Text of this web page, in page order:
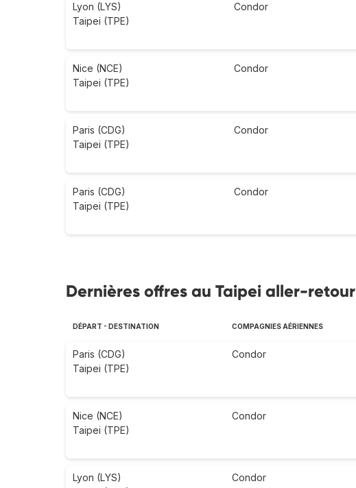
Lyon (LYS)
Taipei (TPE)
Condor
Nice (NCE)
Taipei (TPE)
Condor
Paris (CDG)
Taipei (TPE)
Condor
Paris (CDG)
Taipei (TPE)
Condor
Dernières offres au Taipei aller-retour
DÉPART - DESTINATION COMPAGNIES AÉRIENNES
Paris (CDG)
Taipei (TPE)
Condor
Nice (NCE)
Taipei (TPE)
Condor
Lyon (LYS)
Condor